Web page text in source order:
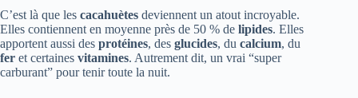
C’est là que les cacahuètes deviennent un atout incroyable.
Elles contiennent en moyenne près de 50 % de lipides. Elles
apportent aussi des protéines, des glucides, du calcium, du
fer et certaines vitamines. Autrement dit, un vrai “super
carburant” pour tenir toute la nuit.